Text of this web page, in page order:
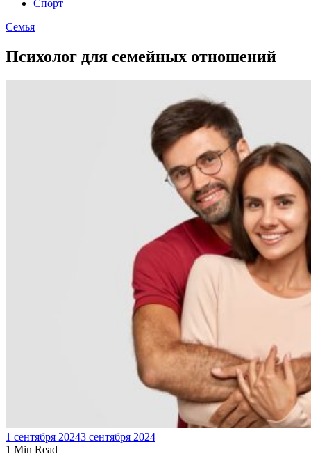
Спорт
Семья
Психолог для семейных отношений
1 сентября 20243 сентября 2024
1 Min Read